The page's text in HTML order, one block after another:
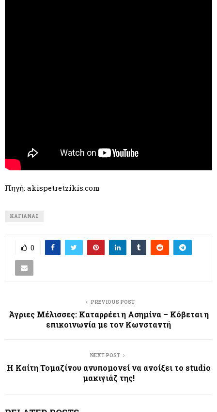
Πηγή: akispetretzikis.com
ΚΑΓΙΑΝΆΣ
0
PREVIOUS POST
Άγριες Μέλισσες: Καταρρέει η Ασημίνα – Κόβεται η
επικοινωνία με τον Κωνσταντή
NEXT POST
Η Καίτη Τομαζίνου ανυπομονεί να ανοίξει το studio
μακιγιάζ της!